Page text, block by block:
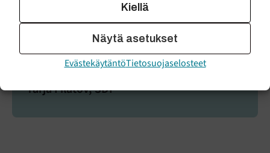
Kiellä
Näytä asetukset
EvästekäytäntöTietosuojaselosteet
Turvalliset peruspalvelut ja ohjaus
erityistarpeisiin.
Tarja Filatov, SDP